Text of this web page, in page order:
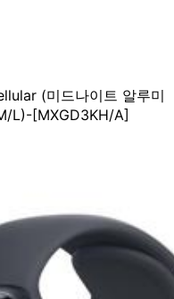
(미드나이트 알루미
L)-[MXGD3KH/A]